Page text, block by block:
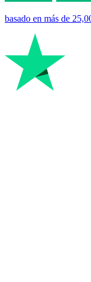
basado en más de